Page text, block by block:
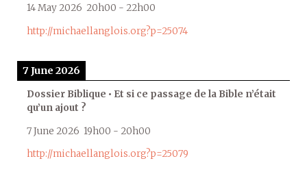
14 May 2026 20h00 - 22h00
http://michaellanglois.org?p=25074
7 June 2026
Dossier Biblique • Et si ce passage de la Bible n’était
qu’un ajout ?
7 June 2026 19h00 - 20h00
http://michaellanglois.org?p=25079